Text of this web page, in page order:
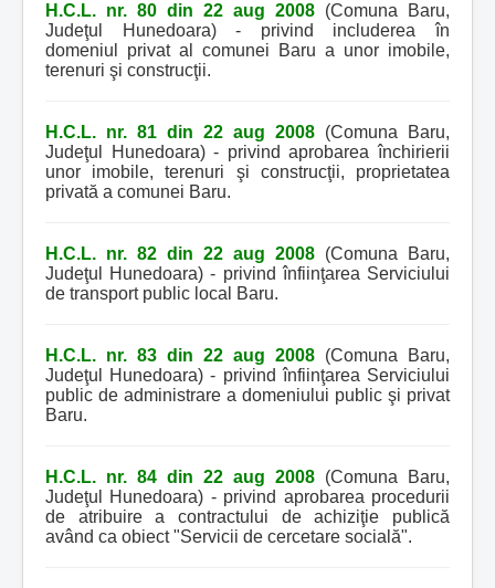
H.C.L. nr. 80 din 22 aug 2008 (Comuna Baru,
Judeţul Hunedoara) - privind includerea în
domeniul privat al comunei Baru a unor imobile,
terenuri şi construcţii.
H.C.L. nr. 81 din 22 aug 2008 (Comuna Baru,
Judeţul Hunedoara) - privind aprobarea închirierii
unor imobile, terenuri şi construcţii, proprietatea
privată a comunei Baru.
H.C.L. nr. 82 din 22 aug 2008 (Comuna Baru,
Judeţul Hunedoara) - privind înfiinţarea Serviciului
de transport public local Baru.
H.C.L. nr. 83 din 22 aug 2008 (Comuna Baru,
Judeţul Hunedoara) - privind înfiinţarea Serviciului
public de administrare a domeniului public şi privat
Baru.
H.C.L. nr. 84 din 22 aug 2008 (Comuna Baru,
Judeţul Hunedoara) - privind aprobarea procedurii
de atribuire a contractului de achiziţie publică
având ca obiect "Servicii de cercetare socială".